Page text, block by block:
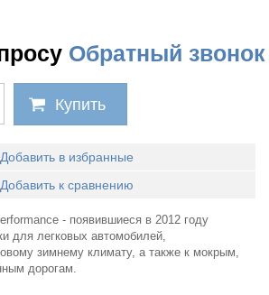
Обратный звонок
Купить
Добавить в избранные
Добавить к сравнению
- появившиеся в 2012 году
для легковых автомобилей,
зимнему климату, а также к мокрым,
дорогам.